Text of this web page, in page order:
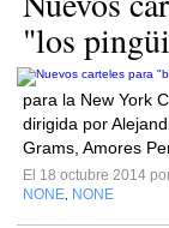
"los
para la New York
dirigida por
Grams, Amores
El 18 octubre 2014
NONE NONE